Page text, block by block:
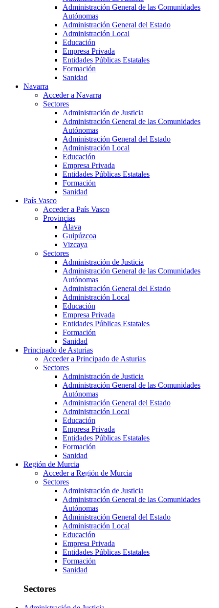
Administración General de las Comunidades
Autónomas
Administración General del Estado
Administración Local
Educación
Empresa Privada
Entidades Públicas Estatales
Formación
Sanidad
Navarra
Acceder a Navarra
Sectores
Administración de Justicia
Administración General de las Comunidades
Autónomas
Administración General del Estado
Administración Local
Educación
Empresa Privada
Entidades Públicas Estatales
Formación
Sanidad
País Vasco
Acceder a País Vasco
Provincias
Álava
Guipúzcoa
Vizcaya
Sectores
Administración de Justicia
Administración General de las Comunidades
Autónomas
Administración General del Estado
Administración Local
Educación
Empresa Privada
Entidades Públicas Estatales
Formación
Sanidad
Principado de Asturias
Acceder a Principado de Asturias
Sectores
Administración de Justicia
Administración General de las Comunidades
Autónomas
Administración General del Estado
Administración Local
Educación
Empresa Privada
Entidades Públicas Estatales
Formación
Sanidad
Región de Murcia
Acceder a Región de Murcia
Sectores
Administración de Justicia
Administración General de las Comunidades
Autónomas
Administración General del Estado
Administración Local
Educación
Empresa Privada
Entidades Públicas Estatales
Formación
Sanidad
Sectores